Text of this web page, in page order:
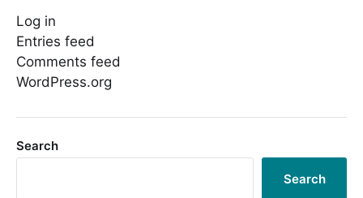
Log in
Entries feed
Comments feed
WordPress.org
Search
Search